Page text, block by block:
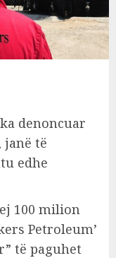
denoncuar
janë të
edhe
100 milion
Petroleum’
të paguhet